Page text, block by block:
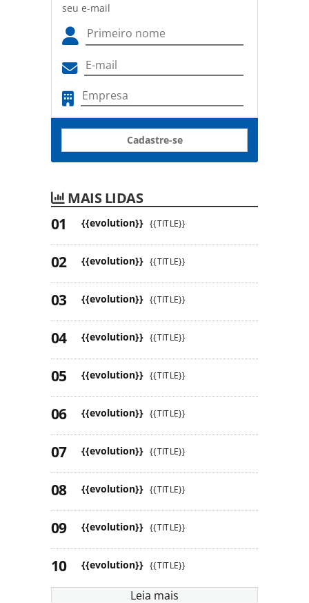
seu e-mail
Cadastre-se
MAIS LIDAS
{{evolution}} {{TITLE}}
{{evolution}} {{TITLE}}
{{evolution}} {{TITLE}}
{{evolution}} {{TITLE}}
{{evolution}} {{TITLE}}
{{evolution}} {{TITLE}}
{{evolution}} {{TITLE}}
{{evolution}} {{TITLE}}
{{evolution}} {{TITLE}}
{{evolution}} {{TITLE}}
Leia mais